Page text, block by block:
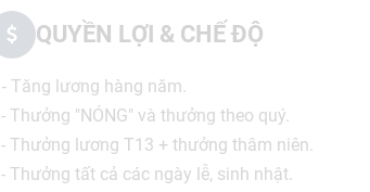
QUYỀN LỢI & CHẾ ĐỘ
-Tăng lương hàng năm.
- Thưởng "NÓNG" và thưởng theo quý.
- Thưởng lương T13 + thưởng thâm niên.
- Thưởng tất cả các ngày lễ, sinh nhật.